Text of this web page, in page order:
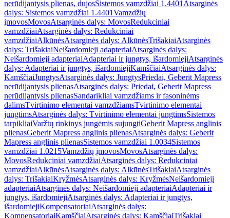
nerūdijantysis plienas, dujosSistemos vamzdžiai 1.4401 Atsarginės
dalys: Sistemos vamzdžiai 1.4401Vamzdžių
įmovosMovosAtsarginės dalys: MovosRedukciniai
vamzdžiaiAtsarginės dalys: Redukciniai
vamzdžiaiAlkūnėsAtsarginės dalys: AlkūnėsTrišakiaiAtsarginės
dalys: TrišakiaiNeišardomieji adapteriaiAtsarginės dalys:
Neišardomieji adapteriaiAdapteriai ir jungtys, išardomiejiAtsarginės
dalys: Adapteriai ir jungtys, išardomiejiKamščiaiAtsarginės dalys:
KamščiaiJungtysAtsarginės dalys: JungtysPriedai, Geberit Mapress
nerūdijantysis plienasAtsarginės dalys: Priedai, Geberit Mapress
nerūdijantysis plienasSandarikliai vamzdžiams ir fasoninėms
dalimsTvirtinimo elementai vamzdžiamsTvirtinimo elementai
jungtimsAtsarginės dalys: Tvirtinimo elementai jungtimsSistemos
tarpikliaiVaržtų rinkinys jungėmis sujungtiGeberit Mapress anglinis
plienasGeberit Mapress anglinis plienasAtsarginės dalys: Geberit
Mapress anglinis plienasSistemos vamzdžiai 1.0034Sistemos
vamzdžiai 1.0215Vamzdžių įmovosMovosAtsarginės dalys:
MovosRedukciniai vamzdžiaiAtsarginės dalys: Redukciniai
vamzdžiaiAlkūnėsAtsarginės dalys: AlkūnėsTrišakiaiAtsarginės
dalys: TrišakiaiKryžmėsAtsarginės dalys: KryžmėsNeišardomieji
adapteriaiAtsarginės dalys: Neišardomieji adapteriaiAdapteriai ir
jungtys, išardomiejiAtsarginės dalys: Adapteriai ir jungtys,
išardomiejiKompensatoriaiAtsarginės dalys:
KompensatoriaiKamščiaiAtsarginės dalys: KamščiaiTrišakiai